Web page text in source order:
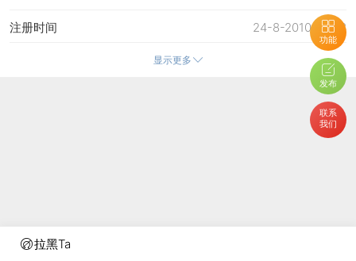
拉黑Ta
功能
发布
联系
我们
24-8-2010 20:48
注册时间
3-6-2026 18:57
3-6-2026 18:57
2-6-2026 15:15
显示更多